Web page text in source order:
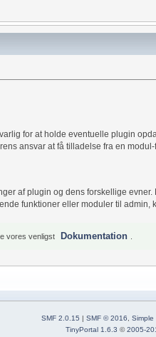
for at holde eventuelle plugin
ansvar at få tilladelse fra en
af plugin og dens forskellige
funktioner eller moduler til admin,
vores venligst Dokumentation
SMF 2.0.15 | SMF © 2016
Simple
TinyPortal 1.6.3 ©2005-